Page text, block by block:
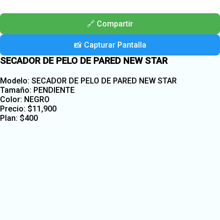
🔗 Compartir
📸 Capturar Pantalla
SECADOR DE PELO DE PARED NEW STAR
Modelo: SECADOR DE PELO DE PARED NEW STAR
Tamaño: PENDIENTE
Color: NEGRO
Precio: $11,900
Plan: $400